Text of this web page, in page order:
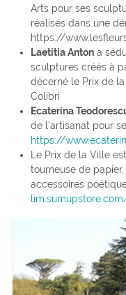
Arts pour ses
réalisés dans une
https://
Laetitia Antona
sculptures créés à
décerné le Prix de
Colibri
Ecaterina
de l’artisanat pour
https://
Le Prix de la Ville
tourneuse de
accessoires